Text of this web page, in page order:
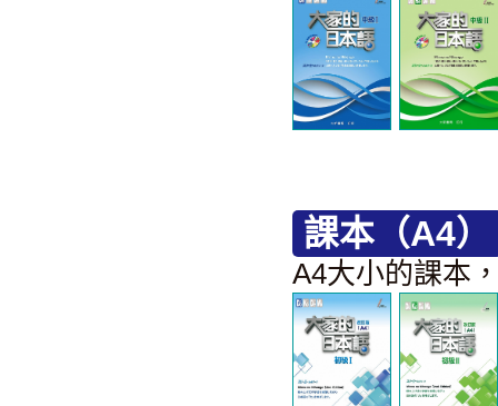
課本（A4）
A4大小的課本